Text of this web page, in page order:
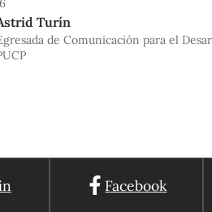
Así, cada vez más periodistas,
y medios migran hacia el
consumir y/o desarrollar
contenidos pensados para
Turín
de Comunicación para el
Facebook